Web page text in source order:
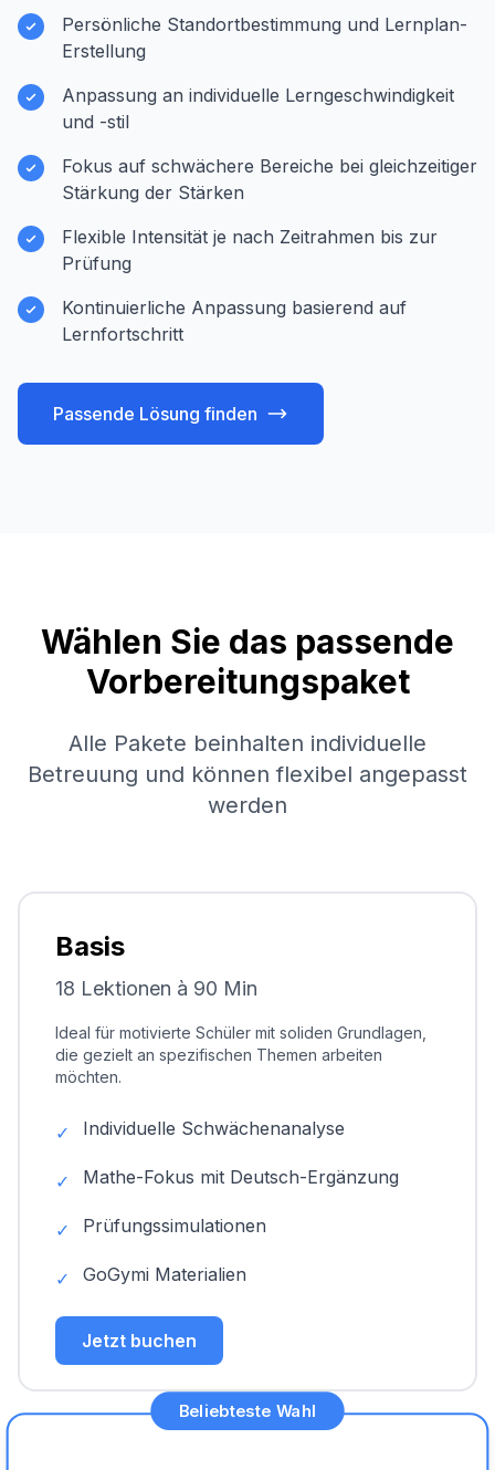
Persönliche Standortbestimmung und Lernplan-
Erstellung
Anpassung an individuelle Lerngeschwindigkeit
und -stil
Fokus auf schwächere Bereiche bei gleichzeitiger
Stärkung der Stärken
Flexible Intensität je nach Zeitrahmen bis zur
Prüfung
Kontinuierliche Anpassung basierend auf
Lernfortschritt
Passende Lösung finden
Wählen Sie das passende
Vorbereitungspaket
Alle Pakete beinhalten individuelle
Betreuung und können flexibel angepasst
werden
Basis
18 Lektionen à 90 Min
Ideal für motivierte Schüler mit soliden Grundlagen,
die gezielt an spezifischen Themen arbeiten
möchten.
✓ Individuelle Schwächenanalyse
✓ Mathe-Fokus mit Deutsch-Ergänzung
✓ Prüfungssimulationen
✓ GoGymi Materialien
Jetzt buchen
Beliebteste Wahl